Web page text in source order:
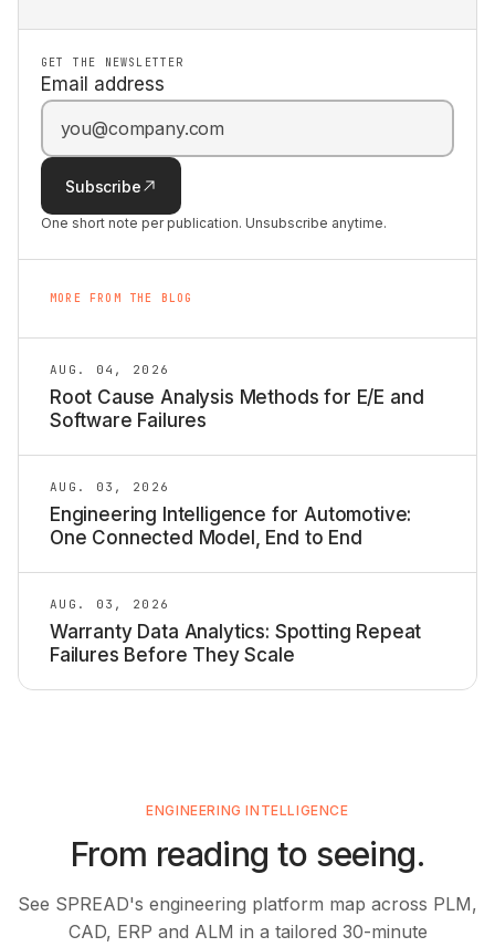
GET THE NEWSLETTER
Email address
Subscribe
One short note per publication. Unsubscribe anytime.
MORE FROM THE BLOG
AUG. 04, 2026
Root Cause Analysis Methods for E/E and
Software Failures
AUG. 03, 2026
Engineering Intelligence for Automotive:
One Connected Model, End to End
AUG. 03, 2026
Warranty Data Analytics: Spotting Repeat
Failures Before They Scale
ENGINEERING INTELLIGENCE
From reading to seeing.
See SPREAD's engineering platform map across PLM,
CAD, ERP and ALM in a tailored 30-minute